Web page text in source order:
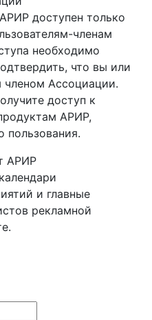
доступен только
членам
необходимо
что вы или
членом Ассоциации.
доступ к
АРИР,
пользования.
АРИР
и главные
рекламной